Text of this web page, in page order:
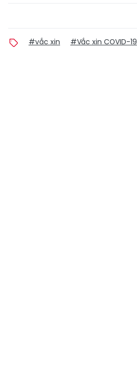
#vắc xin #Vắc xin COVID-19